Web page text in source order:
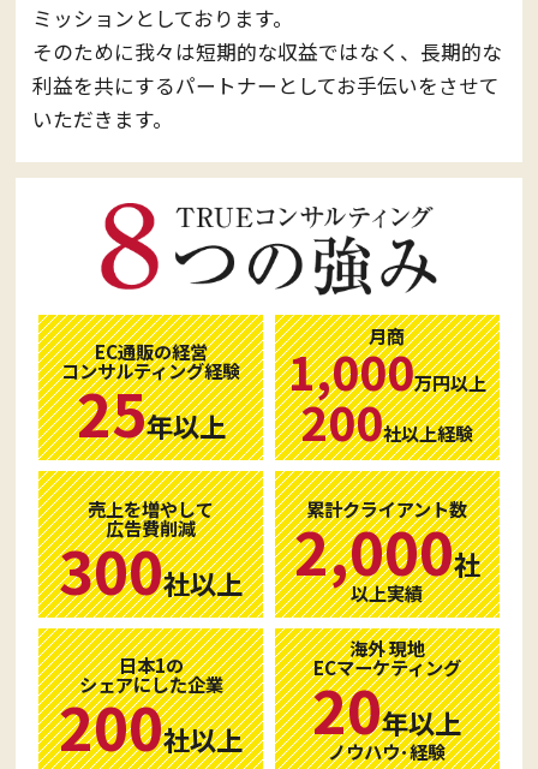
ミッションとしております。
そのために我々は短期的な収益ではなく、長期的な
利益を共にするパートナーとしてお手伝いをさせて
いただきます。
EC通販の経営
コンサルティング経験
25年以上
月商
1,000万円以上
200社以上経験
売上を増やして
広告費削減
300社以上
累計クライアント数
2,000社
以上実績
日本1の
シェアにした企業
200社以上
海外 現地
ECマーケティング
20年以上
ノウハウ･経験